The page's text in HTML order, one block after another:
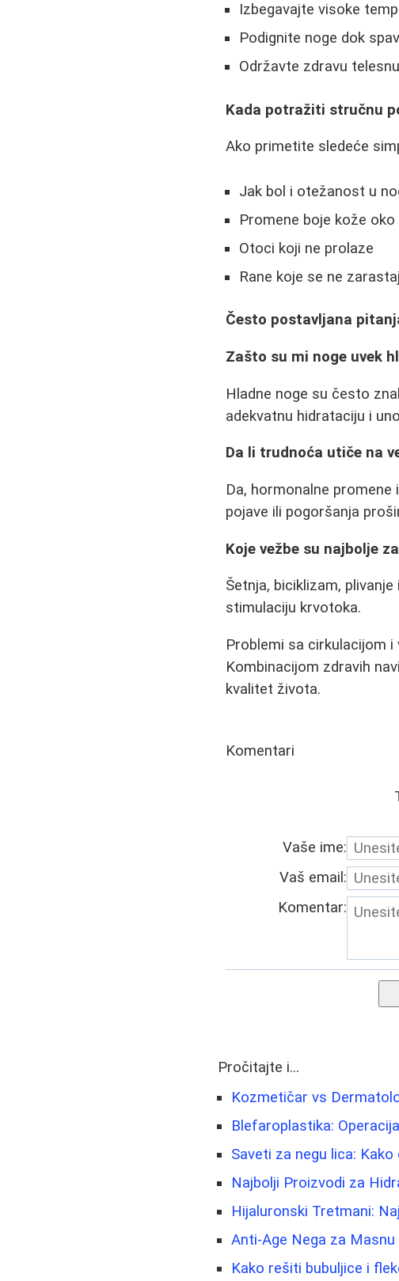
Izbegavajte visoke
Podignite noge dok
Održavte zdravu
Kada potražiti stručnu
Ako primetite sledeće
Jak bol i otežanost u
Promene boje kože oko
Otoci koji ne prolaze
Rane koje se ne
Često postavljana
Zašto su mi noge uvek
Hladne noge su često
adekvatnu hidrataciju i
Da li trudnoća utiče na
Da, hormonalne
pojave ili pogoršanja
Koje vežbe su najbolje
Šetnja, biciklizam,
stimulaciju krvotoka.
Problemi sa cirkulacijom
Kombinacijom zdravih
kvalitet života.
Komentari
Vaše ime:
Vaš email:
Komentar:
Pročitajte i...
Kozmetičar vs
Blefaroplastika:
Saveti za negu lica:
Najbolji Proizvodi za
Hijaluronski Tretmani:
Anti-Age Nega za
Kako rešiti bubuljice i